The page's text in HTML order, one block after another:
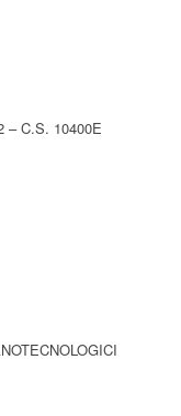
– C.S. 10400E